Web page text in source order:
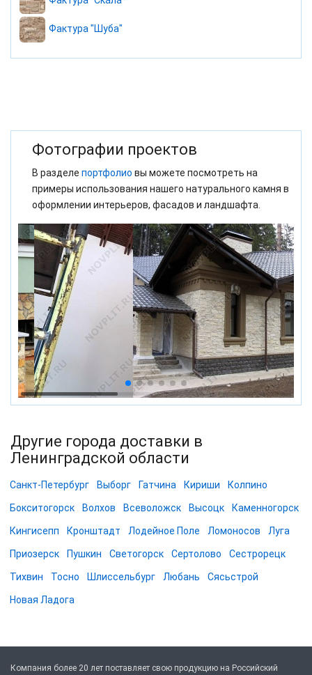
Фактура "Шуба"
Фотографии проектов
В разделе портфолио вы можете посмотреть на
примеры использования нашего натурального камня в
оформлении интерьеров, фасадов и ландшафта.
Другие города доставки в
Ленинградской области
Санкт-Петербург Выборг Гатчина Кириши Колпино
Бокситогорск Волхов Всеволожск Высоцк Каменногорск
Кингисепп Кронштадт Лодейное Поле Ломоносов Луга
Приозерск Пушкин Светогорск Сертолово Сестрорецк
Тихвин Тосно Шлиссельбург Любань Сясьстрой
Новая Ладога
Компания более 20 лет поставляет свою продукцию на Российский